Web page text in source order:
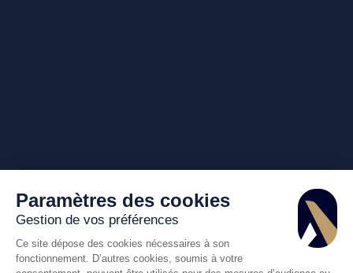
Paramètres des cookies
Gestion de vos préférences
Ce site dépose des cookies nécessaires à son
fonctionnement. D’autres cookies, soumis à votre